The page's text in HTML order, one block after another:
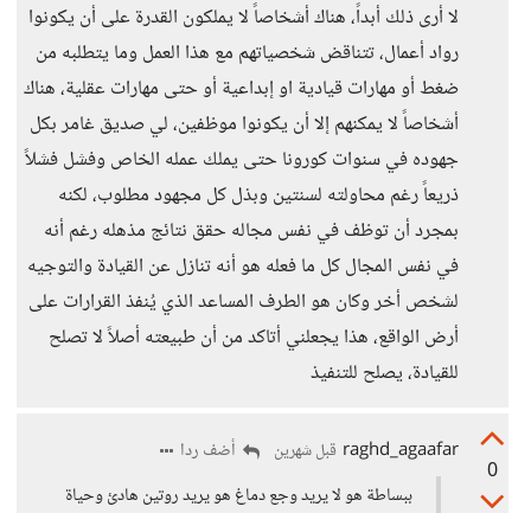
لا أرى ذلك أبداً، هناك أشخاصاً لا يملكون القدرة على أن يكونوا
رواد أعمال، تتناقض شخصياتهم مع هذا العمل وما يتطلبه من
ضغط أو مهارات قيادية او إبداعية أو حتى مهارات عقلية، هناك
أشخاصاً لا يمكنهم إلا أن يكونوا موظفين، لي صديق غامر بكل
جهوده في سنوات كورونا حتى يملك عمله الخاص وفشل فشلاً
ذريعاً رغم محاولته لسنتين وبذل كل مجهود مطلوب، لكنه
بمجرد أن توظف في نفس مجاله حقق نتائج مذهله رغم أنه
في نفس المجال كل ما فعله هو أنه تنازل عن القيادة والتوجيه
لشخص أخر وكان هو الطرف المساعد الذي يُنفذ القرارات على
أرض الواقع، هذا يجعلني أتاكد من أن طبيعته أصلاً لا تصلح
للقيادة، يصلح للتنفيذ
0
raghd_agaafar قبل شهرين
أضف ردا
ببساطة هو لا يريد وجع دماغ هو يريد روتين هادئ وحياة